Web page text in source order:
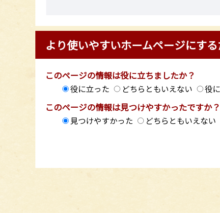
より使いやすいホームページにす
このページの情報は役に立ちましたか？
役に立った どちらともいえない 役
このページの情報は見つけやすかったですか？
見つけやすかった どちらともいえない